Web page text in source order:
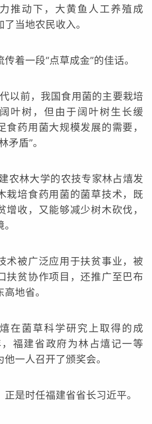
推动下，大黄鱼人工养殖成
当地农民收入。
着一段“点草成金”的佳话。
以前，我国食用菌的主要栽培
叶树，但由于阔叶树生长缓
食药用菌大规模发展的需要，
矛盾”。
农林大学的农技专家林占熺发
栽培食药用菌的菌草技术，既
增收，又能够减少树木砍伐，
术被广泛应用于扶贫事业，被
扶贫协作项目，还推广至巴布
地省。
在菌草科学研究上取得的成
福建省政府为林占熺记一等
一人召开了颁奖会。
是时任福建省省长习近平。